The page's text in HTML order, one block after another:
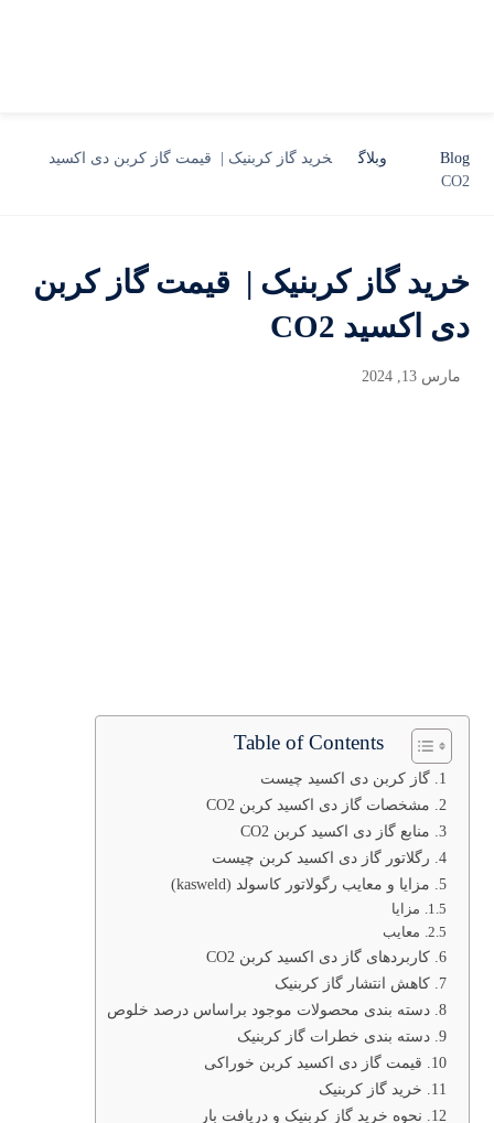
Blog وبلاگ
خرید گاز کربنیک | قیمت گاز کربن دی اکسید
CO2
خرید گاز کربنیک | قیمت گاز کربن
دی اکسید CO2
مارس 13, 2024
Table of Contents
گاز کربن دی اکسید چیست
مشخصات گاز دی ‌اکسید کربن CO2
منابع گاز دی ‌اکسید کربن CO2
رگلاتور گاز دی اکسید کربن چیست
مزایا و معایب رگولاتور کاسولد (kasweld)
مزایا
معایب
کاربردهای گاز دی ‌اکسید کربن CO2
کاهش انتشار گاز کربنیک
دسته بندی محصولات موجود براساس درصد خلوص
دسته بندی خطرات گاز کربنیک
قیمت گاز دی اکسید کربن خوراکی
خرید گاز کربنیک
نحوه خرید گاز کربنیک و دریافت بار